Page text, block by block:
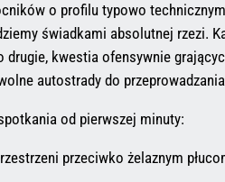
o profilu typowo
świadkami absolutnej rzezi.
kwestia ofensywnie
autostrady do
od pierwszej minuty:
przeciwko żelaznym